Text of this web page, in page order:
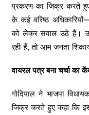
प्रकरण का जिक्र करते
के कई वरिष्ठ
को लेकर सवाल उठे हैं।
रही हैं, तो आम जनता
वायरल पत्र बना चर्चा का
गोदियाल ने भाजपा
जिक्र करते हुए कहा कि